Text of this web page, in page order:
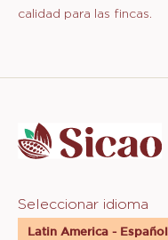
calidad para las fincas.
info
Website
quick
Seleccionar idioma
Latin America - Español